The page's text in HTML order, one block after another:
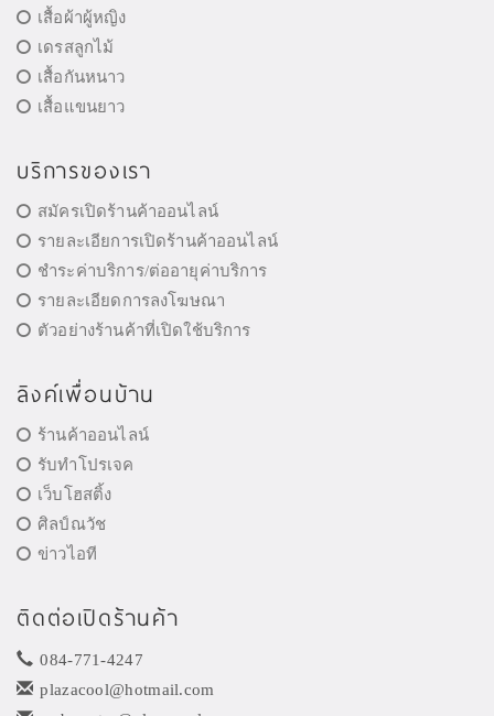
เสื้อผ้าผู้หญิง
เดรสลูกไม้
เสื้อกันหนาว
เสื้อแขนยาว
บริการของเรา
สมัครเปิดร้านค้าออนไลน์
รายละเอียการเปิดร้านค้าออนไลน์
ชำระค่าบริการ/ต่ออายุค่าบริการ
รายละเอียดการลงโฆษณา
ตัวอย่างร้านค้าที่เปิดใช้บริการ
ลิงค์เพื่อนบ้าน
ร้านค้าออนไลน์
รับทำโปรเจค
เว็บโฮสติ้ง
ศิลป์ณวัช
ข่าวไอที
ติดต่อเปิดร้านค้า
084-771-4247
plazacool@hotmail.com